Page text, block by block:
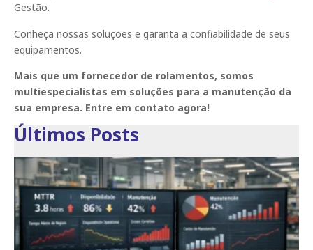
Gestão.
Conheça nossas soluções e garanta a confiabilidade de seus
equipamentos.
Mais que um fornecedor de rolamentos, somos
multiespecialistas em soluções para a manutenção da
sua empresa. Entre em contato agora!
Últimos Posts